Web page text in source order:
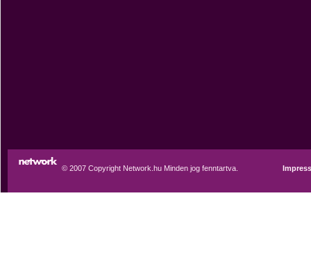
© 2007 Copyright Network.hu Minden jog fenntartva.